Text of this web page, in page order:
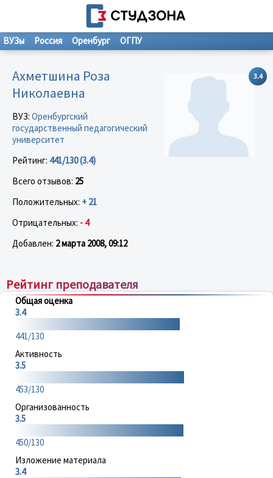
ВУЗы Россия Оренбург ОГПУ
3.4
Ахметшина Роза
Николаевна
ВУЗ: Оренбургский
государственный педагогический
университет
Рейтинг: 441/130 (3.4)
Всего отзывов: 25
Положительных: + 21
Отрицательных: - 4
Добавлен: 2 марта 2008, 09:12
Рейтинг преподавателя
Общая оценка
3.4
441/130
Активность
3.5
453/130
Организованность
3.5
450/130
Изложение материала
3.4